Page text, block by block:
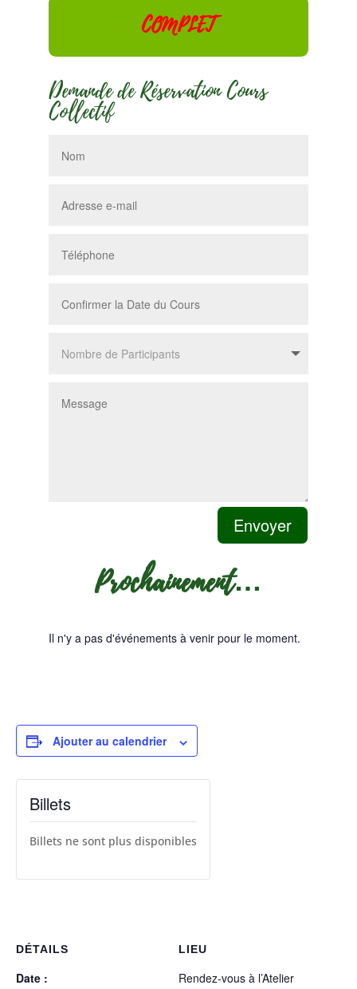
COMPLET
Demande de Réservation Cours
Collectif
Envoyer
Prochainement…
Il n'y a pas d'événements à venir pour le moment.
Ajouter au calendrier
DÉTAILS
Date :
LIEU
Rendez-vous à l’Atelier
Billets
Billets ne sont plus disponibles